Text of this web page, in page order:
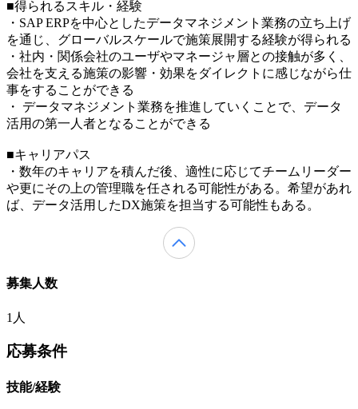
■得られるスキル・経験
・SAP ERPを中心としたデータマネジメント業務の立ち上げ
を通じ、グローバルスケールで施策展開する経験が得られる
・社内・関係会社のユーザやマネージャ層との接触が多く、
会社を支える施策の影響・効果をダイレクトに感じながら仕
事をすることができる
・ データマネジメント業務を推進していくことで、データ
活用の第一人者となることができる
■キャリアパス
・数年のキャリアを積んだ後、適性に応じてチームリーダー
や更にその上の管理職を任される可能性がある。希望があれ
ば、データ活用したDX施策を担当する可能性もある。
募集人数
1人
応募条件
技能/経験